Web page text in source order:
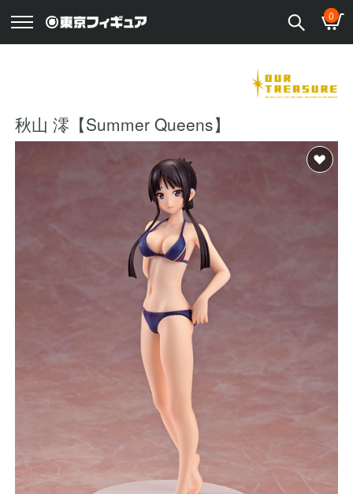
0
秋山 澪【Summer Queens】